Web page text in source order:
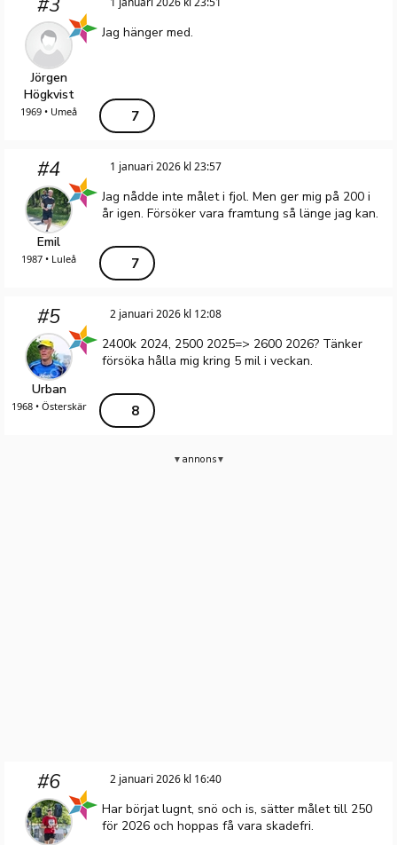
#3
Jörgen
Högkvist
1969 • Umeå
Jag hänger med.
7
#4
Emil
1987 • Luleå
1 januari 2026 kl 23:57
Jag nådde inte målet i fjol. Men ger mig på 200 i
år igen. Försöker vara framtung så länge jag kan.
7
#5
Urban
1968 • Österskär
2 januari 2026 kl 12:08
2400k 2024, 2500 2025=> 2600 2026? Tänker
försöka hålla mig kring 5 mil i veckan.
8
annons
#6 2 januari 2026 kl 16:40
Har börjat lugnt, snö och is, sätter målet till 250
för 2026 och hoppas få vara skadefri.